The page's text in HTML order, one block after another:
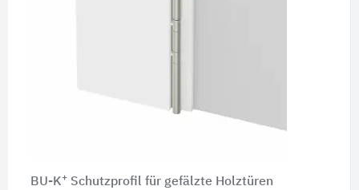
BU-K+Schutzprofil für gefälzte Holztüren